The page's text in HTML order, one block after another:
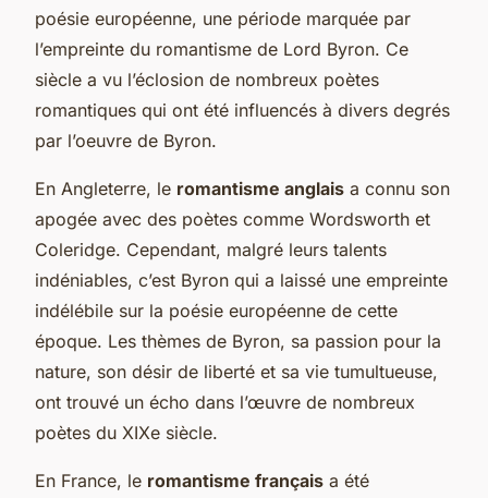
poésie européenne, une période marquée par
l’empreinte du romantisme de Lord Byron. Ce
siècle a vu l’éclosion de nombreux poètes
romantiques qui ont été influencés à divers degrés
par l’oeuvre de Byron.
En Angleterre, le romantisme anglais a connu son
apogée avec des poètes comme Wordsworth et
Coleridge. Cependant, malgré leurs talents
indéniables, c’est Byron qui a laissé une empreinte
indélébile sur la poésie européenne de cette
époque. Les thèmes de Byron, sa passion pour la
nature, son désir de liberté et sa vie tumultueuse,
ont trouvé un écho dans l’œuvre de nombreux
poètes du XIXe siècle.
En France, le romantisme français a été